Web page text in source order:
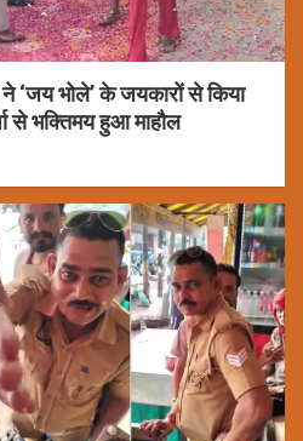
भोले’ के जयकारों से किया
से भक्तिमय हुआ माहौल